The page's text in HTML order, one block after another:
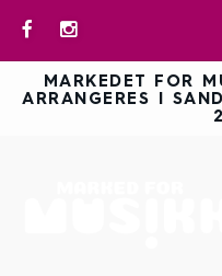
MARKEDET FOR
ARRANGERES I